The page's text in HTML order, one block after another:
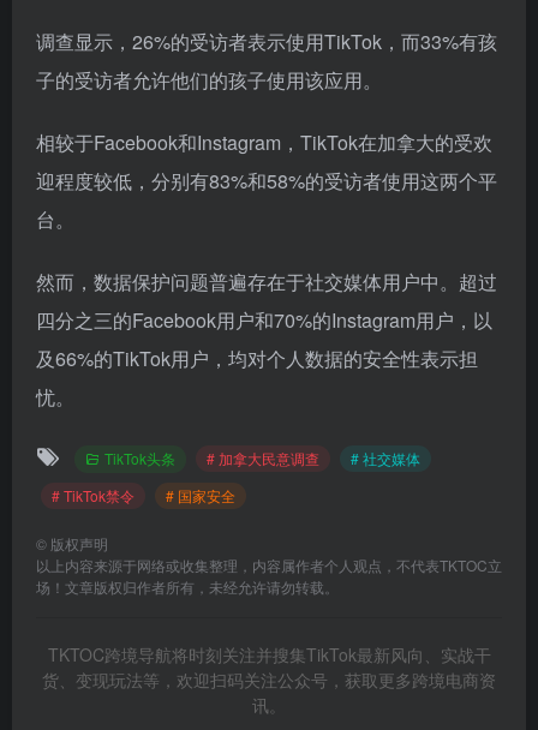
调查显示，26%的受访者表示使用TikTok，而33%有孩
子的受访者允许他们的孩子使用该应用。
相较于Facebook和Instagram，TikTok在加拿大的受欢
迎程度较低，分别有83%和58%的受访者使用这两个平
台。
然而，数据保护问题普遍存在于社交媒体用户中。超过
四分之三的Facebook用户和70%的Instagram用户，以
及66%的TikTok用户，均对个人数据的安全性表示担
忧。
TikTok头条 # 加拿大民意调查
# 社交媒体
# TikTok禁令
# 国家安全
© 版权声明
以上内容来源于网络或收集整理，内容属作者个人观点，不代表TKTOC立
场！文章版权归作者所有，未经允许请勿转载。
TKTOC跨境导航将时刻关注并搜集TikTok最新风向、实战干
货、变现玩法等，欢迎扫码关注公众号，获取更多跨境电商资
讯。